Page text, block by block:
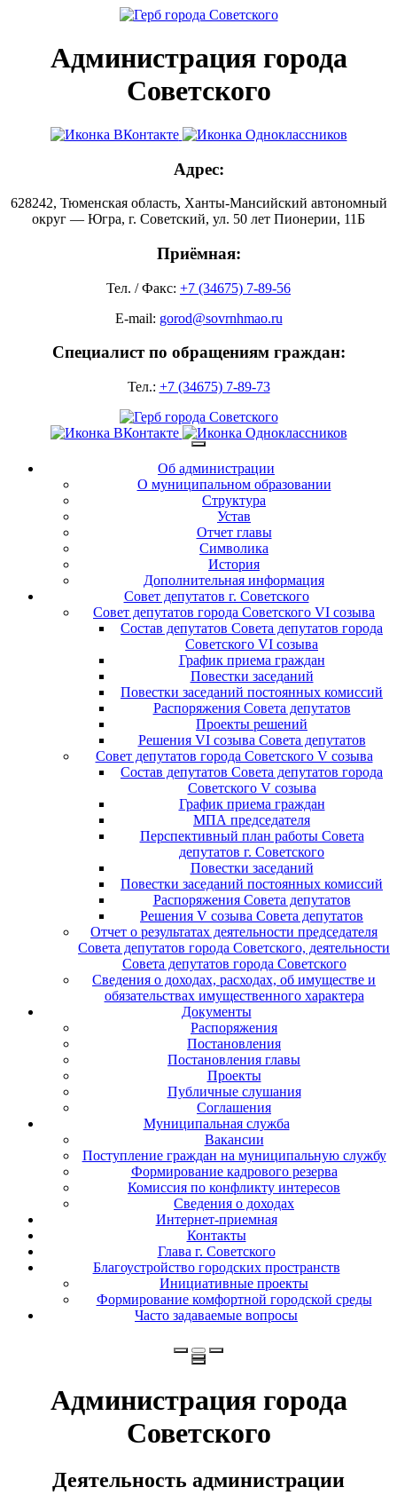
Администрация города
Советского
Адрес:
628242, Тюменская область, Ханты-Мансийский автономный
округ — Югра, г. Советский, ул. 50 лет Пионерии, 11Б
Приёмная:
Тел. / Факс: +7 (34675) 7-89-56
E-mail: gorod@sovrnhmao.ru
Специалист по обращениям граждан:
Тел.: +7 (34675) 7-89-73
Об администрации
О муниципальном образовании
Структура
Устав
Отчет главы
Символика
История
Дополнительная информация
Совет депутатов г. Советского
Совет депутатов города Советского VI созыва
Состав депутатов Совета депутатов города
Советского VI созыва
График приема граждан
Повестки заседаний
Повестки заседаний постоянных комиссий
Распоряжения Совета депутатов
Проекты решений
Решения VI созыва Совета депутатов
Совет депутатов города Советского V созыва
Состав депутатов Совета депутатов города
Советского V созыва
График приема граждан
МПА председателя
Перспективный план работы Совета
депутатов г. Советского
Повестки заседаний
Повестки заседаний постоянных комиссий
Распоряжения Совета депутатов
Решения V созыва Совета депутатов
Отчет о результатах деятельности председателя
Совета депутатов города Советского, деятельности
Совета депутатов города Советского
Сведения о доходах, расходах, об имуществе и
обязательствах имущественного характера
Документы
Распоряжения
Постановления
Постановления главы
Проекты
Публичные слушания
Соглашения
Муниципальная служба
Вакансии
Поступление граждан на муниципальную службу
Формирование кадрового резерва
Комиссия по конфликту интересов
Сведения о доходах
Интернет-приемная
Контакты
Глава г. Советского
Благоустройство городских пространств
Инициативные проекты
Формирование комфортной городской среды
Часто задаваемые вопросы
Администрация города
Советского
Деятельность администрации